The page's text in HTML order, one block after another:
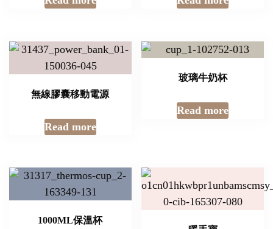
無線膠囊移動電源
Read more
玻璃牛奶杯
Read more
1000ML保溫杯